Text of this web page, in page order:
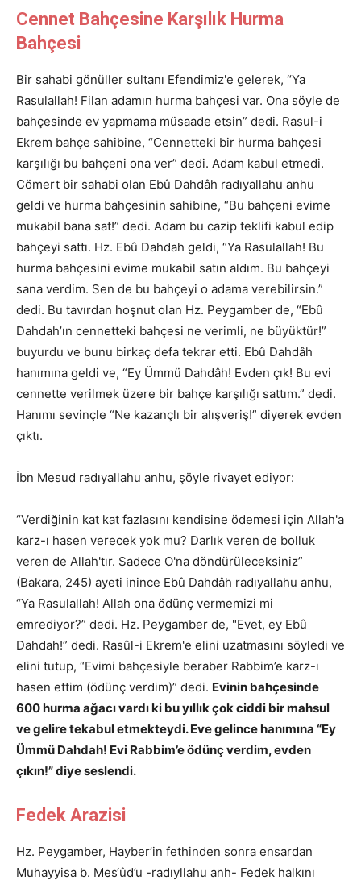
Cennet Bahçesine Karşılık Hurma
Bahçesi
Bir sahabi gönüller sultanı Efendimiz'e gelerek, “Ya
Rasulallah! Filan adamın hurma bahçesi var. Ona söyle de
bahçesinde ev yapmama müsaade etsin” dedi. Rasul-i
Ekrem bahçe sahibine, “Cennetteki bir hurma bahçesi
karşılığı bu bahçeni ona ver” dedi. Adam kabul etmedi.
Cömert bir sahabi olan Ebû Dahdâh radıyallahu anhu
geldi ve hurma bahçesinin sahibine, “Bu bahçeni evime
mukabil bana sat!” dedi. Adam bu cazip teklifi kabul edip
bahçeyi sattı. Hz. Ebû Dahdah geldi, “Ya Rasulallah! Bu
hurma bahçesini evime mukabil satın aldım. Bu bahçeyi
sana verdim. Sen de bu bahçeyi o adama verebilirsin.”
dedi. Bu tavırdan hoşnut olan Hz. Peygamber de, “Ebû
Dahdah’ın cennetteki bahçesi ne verimli, ne büyüktür!”
buyurdu ve bunu birkaç defa tekrar etti. Ebû Dahdâh
hanımına geldi ve, “Ey Ümmü Dahdâh! Evden çık! Bu evi
cennette verilmek üzere bir bahçe karşılığı sattım.” dedi.
Hanımı sevinçle “Ne kazançlı bir alışveriş!” diyerek evden
çıktı.
İbn Mesud radıyallahu anhu, şöyle rivayet ediyor:
“Verdiğinin kat kat fazlasını kendisine ödemesi için Allah'a
karz-ı hasen verecek yok mu? Darlık veren de bolluk
veren de Allah'tır. Sadece O'na döndürüleceksiniz”
(Bakara, 245) ayeti inince Ebû Dahdâh radıyallahu anhu,
“Ya Rasulallah! Allah ona ödünç vermemizi mi
emrediyor?” dedi. Hz. Peygamber de, "Evet, ey Ebû
Dahdah!” dedi. Rasûl-i Ekrem'e elini uzatmasını söyledi ve
elini tutup, “Evimi bahçesiyle beraber Rabbim’e karz-ı
hasen ettim (ödünç verdim)” dedi. Evinin bahçesinde
600 hurma ağacı vardı ki bu yıllık çok ciddi bir mahsul
ve gelire tekabul etmekteydi. Eve gelince hanımına “Ey
Ümmü Dahdah! Evi Rabbim’e ödünç verdim, evden
çıkın!” diye seslendi.
Fedek Arazisi
Hz. Peygamber, Hayber’in fethinden sonra ensardan
Muhayyisa b. Mes‘ûd’u -radıyllahu anh- Fedek halkını